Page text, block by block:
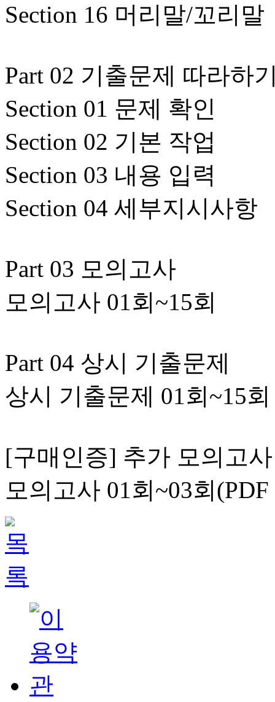
Section 16 머리말/꼬리말
Part 02 기출문제 따라하
Section 01 문제 확인
Section 02 기본 작업
Section 03 내용 입력
Section 04 세부지시사항
Part 03 모의고사
모의고사 01회~15회
Part 04 상시 기출문제
상시 기출문제 01회~15회
[구매인증] 추가 모의고사
모의고사 01회~03회